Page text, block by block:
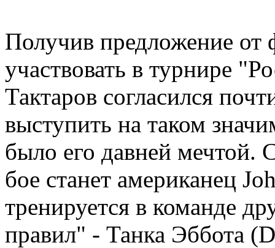
Получив предложение от
участвовать в турнире
Тактаров согласился
выступить на таком
было его давней мечтой.
бое станет американец
тренируется в команде
правил" - Танка Эббота